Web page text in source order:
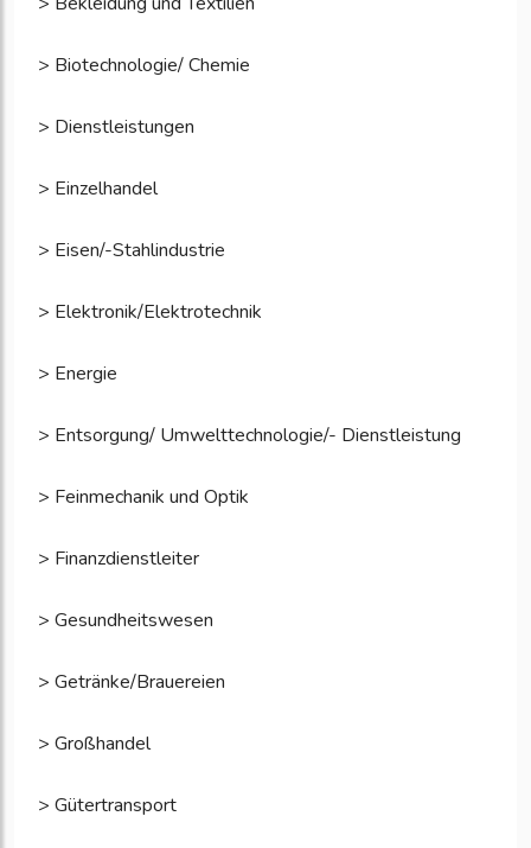
> Biotechnologie/ Chemie
> Dienstleistungen
> Einzelhandel
> Eisen/-Stahlindustrie
> Elektronik/Elektrotechnik
> Energie
> Entsorgung/ Umwelttechnologie/- Dienstleistung
> Feinmechanik und Optik
> Finanzdienstleiter
> Gesundheitswesen
> Getränke/Brauereien
> Großhandel
> Gütertransport